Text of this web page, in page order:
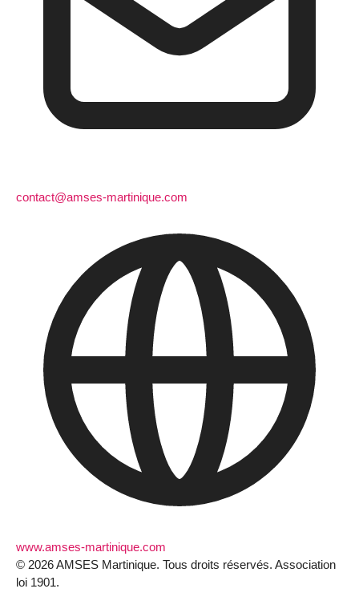
contact@amses-martinique.com
www.amses-martinique.com
© 2026 AMSES Martinique. Tous droits réservés. Association
loi 1901.